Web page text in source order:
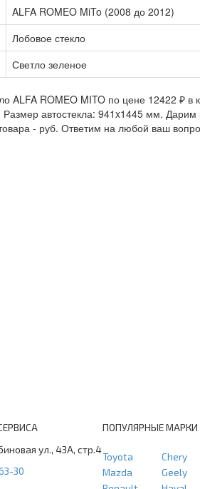
ALFA ROMEO MiTo (2008 до 2012)
Лобовое стекло
Светло зеленое
ALFA ROMEO MITO по цене 12422 ₽
автостекла: 941x1445 мм.
- руб. Ответим на любой ваш
ул., 43А, стр.4
30
ПОПУЛЯРНЫЕ МАРКИ
Toyota
Mazda
Chery
Geely